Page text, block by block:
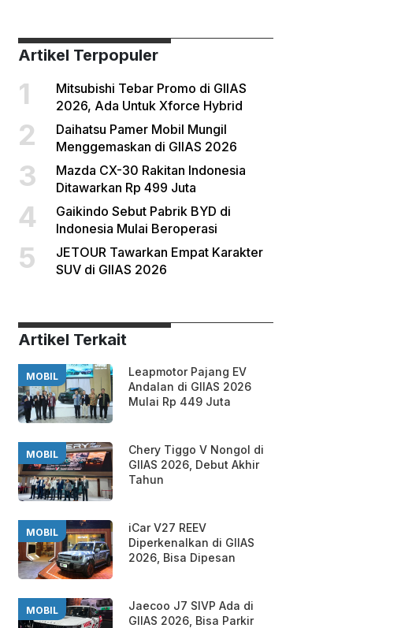
Artikel Terpopuler
1
Mitsubishi Tebar Promo di GIIAS
2026, Ada Untuk Xforce Hybrid
2
Daihatsu Pamer Mobil Mungil
Menggemaskan di GIIAS 2026
3
Mazda CX-30 Rakitan Indonesia
Ditawarkan Rp 499 Juta
4
Gaikindo Sebut Pabrik BYD di
Indonesia Mulai Beroperasi
5
JETOUR Tawarkan Empat Karakter
SUV di GIIAS 2026
Artikel Terkait
MOBIL
Leapmotor Pajang EV
Andalan di GIIAS 2026
Mulai Rp 449 Juta
MOBIL
Chery Tiggo V Nongol di
GIIAS 2026, Debut Akhir
Tahun
MOBIL
iCar V27 REEV
Diperkenalkan di GIIAS
2026, Bisa Dipesan
MOBIL
Jaecoo J7 SIVP Ada di
GIIAS 2026, Bisa Parkir